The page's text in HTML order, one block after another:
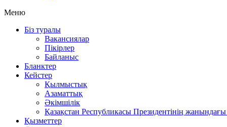
Меню
Біз туралы
Вакансиялар
Пікірлер
Байланыс
Бланктер
Кейстер
Қылмыстық
Азаматтық
Әкімшілік
Қазақстан Республикасы Президентінің
Қызметтер